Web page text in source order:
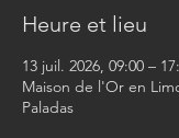
Heure et lieu
13 juil. 2026, 09:00 –
Maison de l'Or en
Paladas